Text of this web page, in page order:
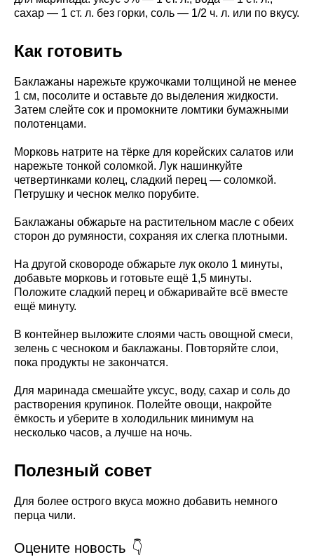
сахар — 1 ст. л. без горки, соль — 1/2 ч. л. или по вкусу.
Как готовить
Баклажаны нарежьте кружочками толщиной не менее
1 см, посолите и оставьте до выделения жидкости.
Затем слейте сок и промокните ломтики бумажными
полотенцами.
Морковь натрите на тёрке для корейских салатов или
нарежьте тонкой соломкой. Лук нашинкуйте
четвертинками колец, сладкий перец — соломкой.
Петрушку и чеснок мелко порубите.
Баклажаны обжарьте на растительном масле с обеих
сторон до румяности, сохраняя их слегка плотными.
На другой сковороде обжарьте лук около 1 минуты,
добавьте морковь и готовьте ещё 1,5 минуты.
Положите сладкий перец и обжаривайте всё вместе
ещё минуту.
В контейнер выложите слоями часть овощной смеси,
зелень с чесноком и баклажаны. Повторяйте слои,
пока продукты не закончатся.
Для маринада смешайте уксус, воду, сахар и соль до
растворения крупинок. Полейте овощи, накройте
ёмкость и уберите в холодильник минимум на
несколько часов, а лучше на ночь.
Полезный совет
Для более острого вкуса можно добавить немного
перца чили.
Оцените новость